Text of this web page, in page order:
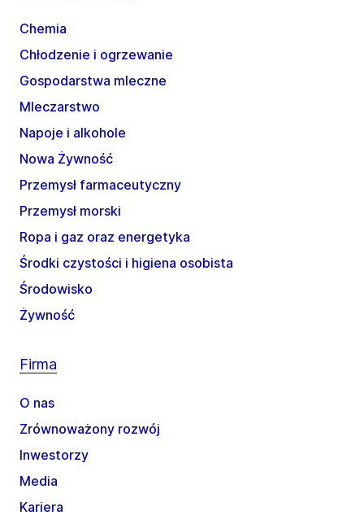
Chemia
Chłodzenie i ogrzewanie
Gospodarstwa mleczne
Mleczarstwo
Napoje i alkohole
Nowa Żywność
Przemysł farmaceutyczny
Przemysł morski
Ropa i gaz oraz energetyka
Środki czystości i higiena osobista
Środowisko
Żywność
Firma
O nas
Zrównoważony rozwój
Inwestorzy
Media
Kariera